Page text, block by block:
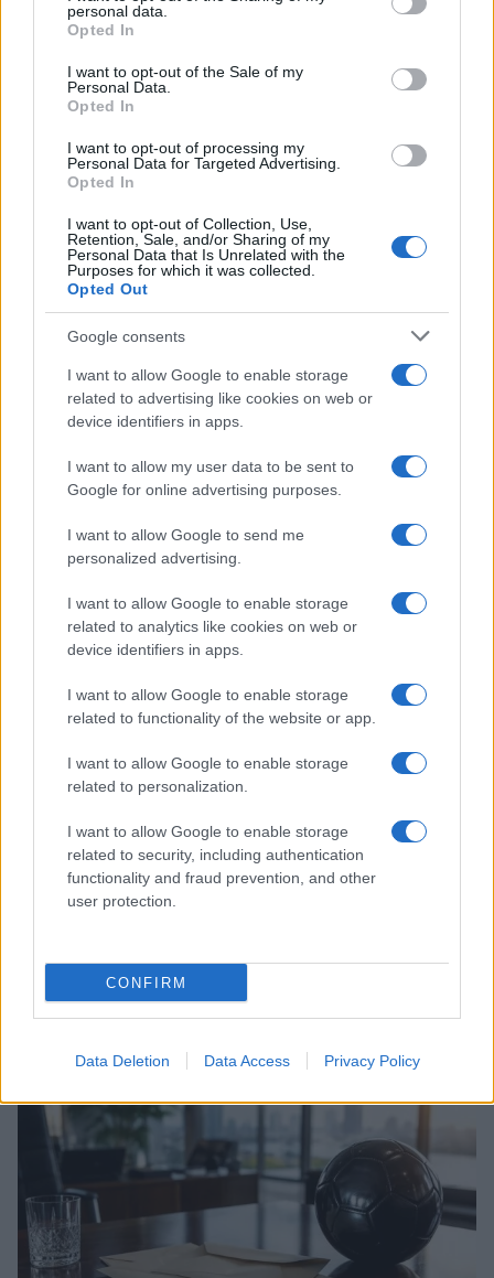
grant or deny consent to Google and its third-party tags to
use your data for below specified purposes in below Google
consent section.
personal data.
Opted In
I want to opt-out of the Sale of my
Personal Data.
Opted In
I want to opt-out of processing my
Personal Data for Targeted Advertising.
Opted In
I want to opt-out of Collection, Use,
Retention, Sale, and/or Sharing of my
Personal Data that Is Unrelated with the
Purposes for which it was collected.
Opted Out
Google consents
I want to allow Google to enable storage
related to advertising like cookies on web or
device identifiers in apps.
I want to allow my user data to be sent to
Google for online advertising purposes.
I want to allow Google to send me
personalized advertising.
I want to allow Google to enable storage
related to analytics like cookies on web or
device identifiers in apps.
I want to allow Google to enable storage
related to functionality of the website or app.
I want to allow Google to enable storage
related to personalization.
I want to allow Google to enable storage
related to security, including authentication
functionality and fraud prevention, and other
user protection.
CONFIRM
Data Deletion Data Access Privacy Policy
Continuez la lecture
Brent chute de 8,46% : les matières premières corrigent
Juliette Bernard · 4 Août 2026
NEWS
Semaine contrastée pour les devises et les cryptos : le yen et le
bitcoin résistent